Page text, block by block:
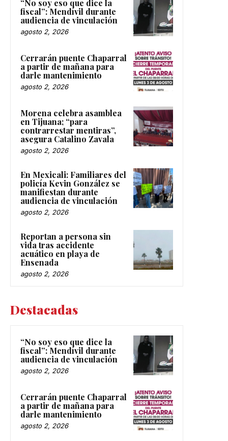
“No soy eso que dice la
fiscal”: Mendívil durante
audiencia de vinculación
agosto 2, 2026
Cerrarán puente Chaparral
a partir de mañana para
darle mantenimiento
agosto 2, 2026
Morena celebra asamblea
en Tijuana; “para
contrarrestar mentiras”,
asegura Catalino Zavala
agosto 2, 2026
En Mexicali: Familiares del
policía Kevin González se
manifiestan durante
audiencia de vinculación
agosto 2, 2026
Reportan a persona sin
vida tras accidente
acuático en playa de
Ensenada
agosto 2, 2026
Destacadas
“No soy eso que dice la
fiscal”: Mendívil durante
audiencia de vinculación
agosto 2, 2026
Cerrarán puente Chaparral
a partir de mañana para
darle mantenimiento
agosto 2, 2026